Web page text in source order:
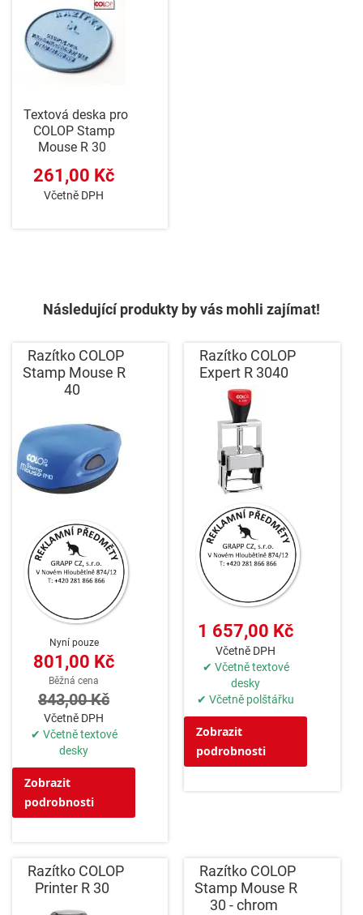
Textová deska pro
COLOP Stamp
Mouse R 30
261,00 Kč
Včetně DPH
Následující produkty by vás mohli zajímat!
Razítko COLOP
Stamp Mouse R
40
Nyní pouze
801,00 Kč
Běžná cena
843,00 Kč
Včetně DPH
✔ Včetně textové
desky
Zobrazit
podrobnosti
Razítko COLOP
Expert R 3040
1 657,00 Kč
Včetně DPH
✔ Včetně textové
desky
✔ Včetně polštářku
Zobrazit
podrobnosti
Razítko COLOP
Printer R 30
Razítko COLOP
Stamp Mouse R
30 - chrom